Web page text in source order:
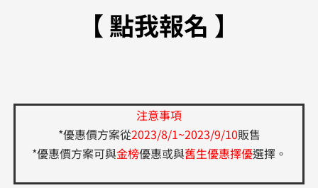
【 點我報名 】
注意事項
*優惠價方案從2023/8/1~2023/9/10販售
*優惠價方案可與金榜優惠或與舊生優惠擇優選擇。